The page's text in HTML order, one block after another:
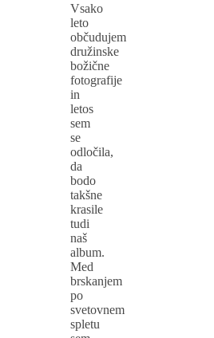
Vsako
leto
občudujem
družinske
božične
fotografije
in
letos
sem
se
odločila,
da
bodo
takšne
krasile
tudi
naš
album.
Med
brskanjem
po
svetovnem
spletu